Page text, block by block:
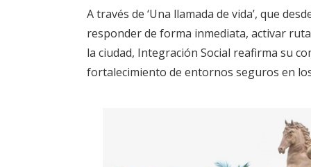
A través de ‘Una llamada de vida’, que
responder de forma inmediata, activar
la ciudad, Integración Social reafirma su
fortalecimiento de entornos seguros en